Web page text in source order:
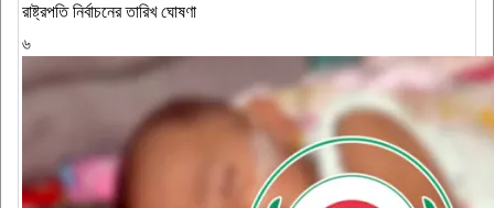
রাষ্ট্রপতি নির্বাচনের তারিখ ঘোষণা
৬